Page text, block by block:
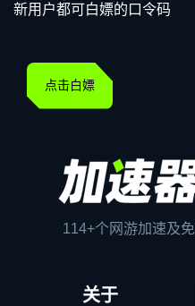
新用户都可白嫖的口令码
点击白嫖
114+个网游加速及
关于